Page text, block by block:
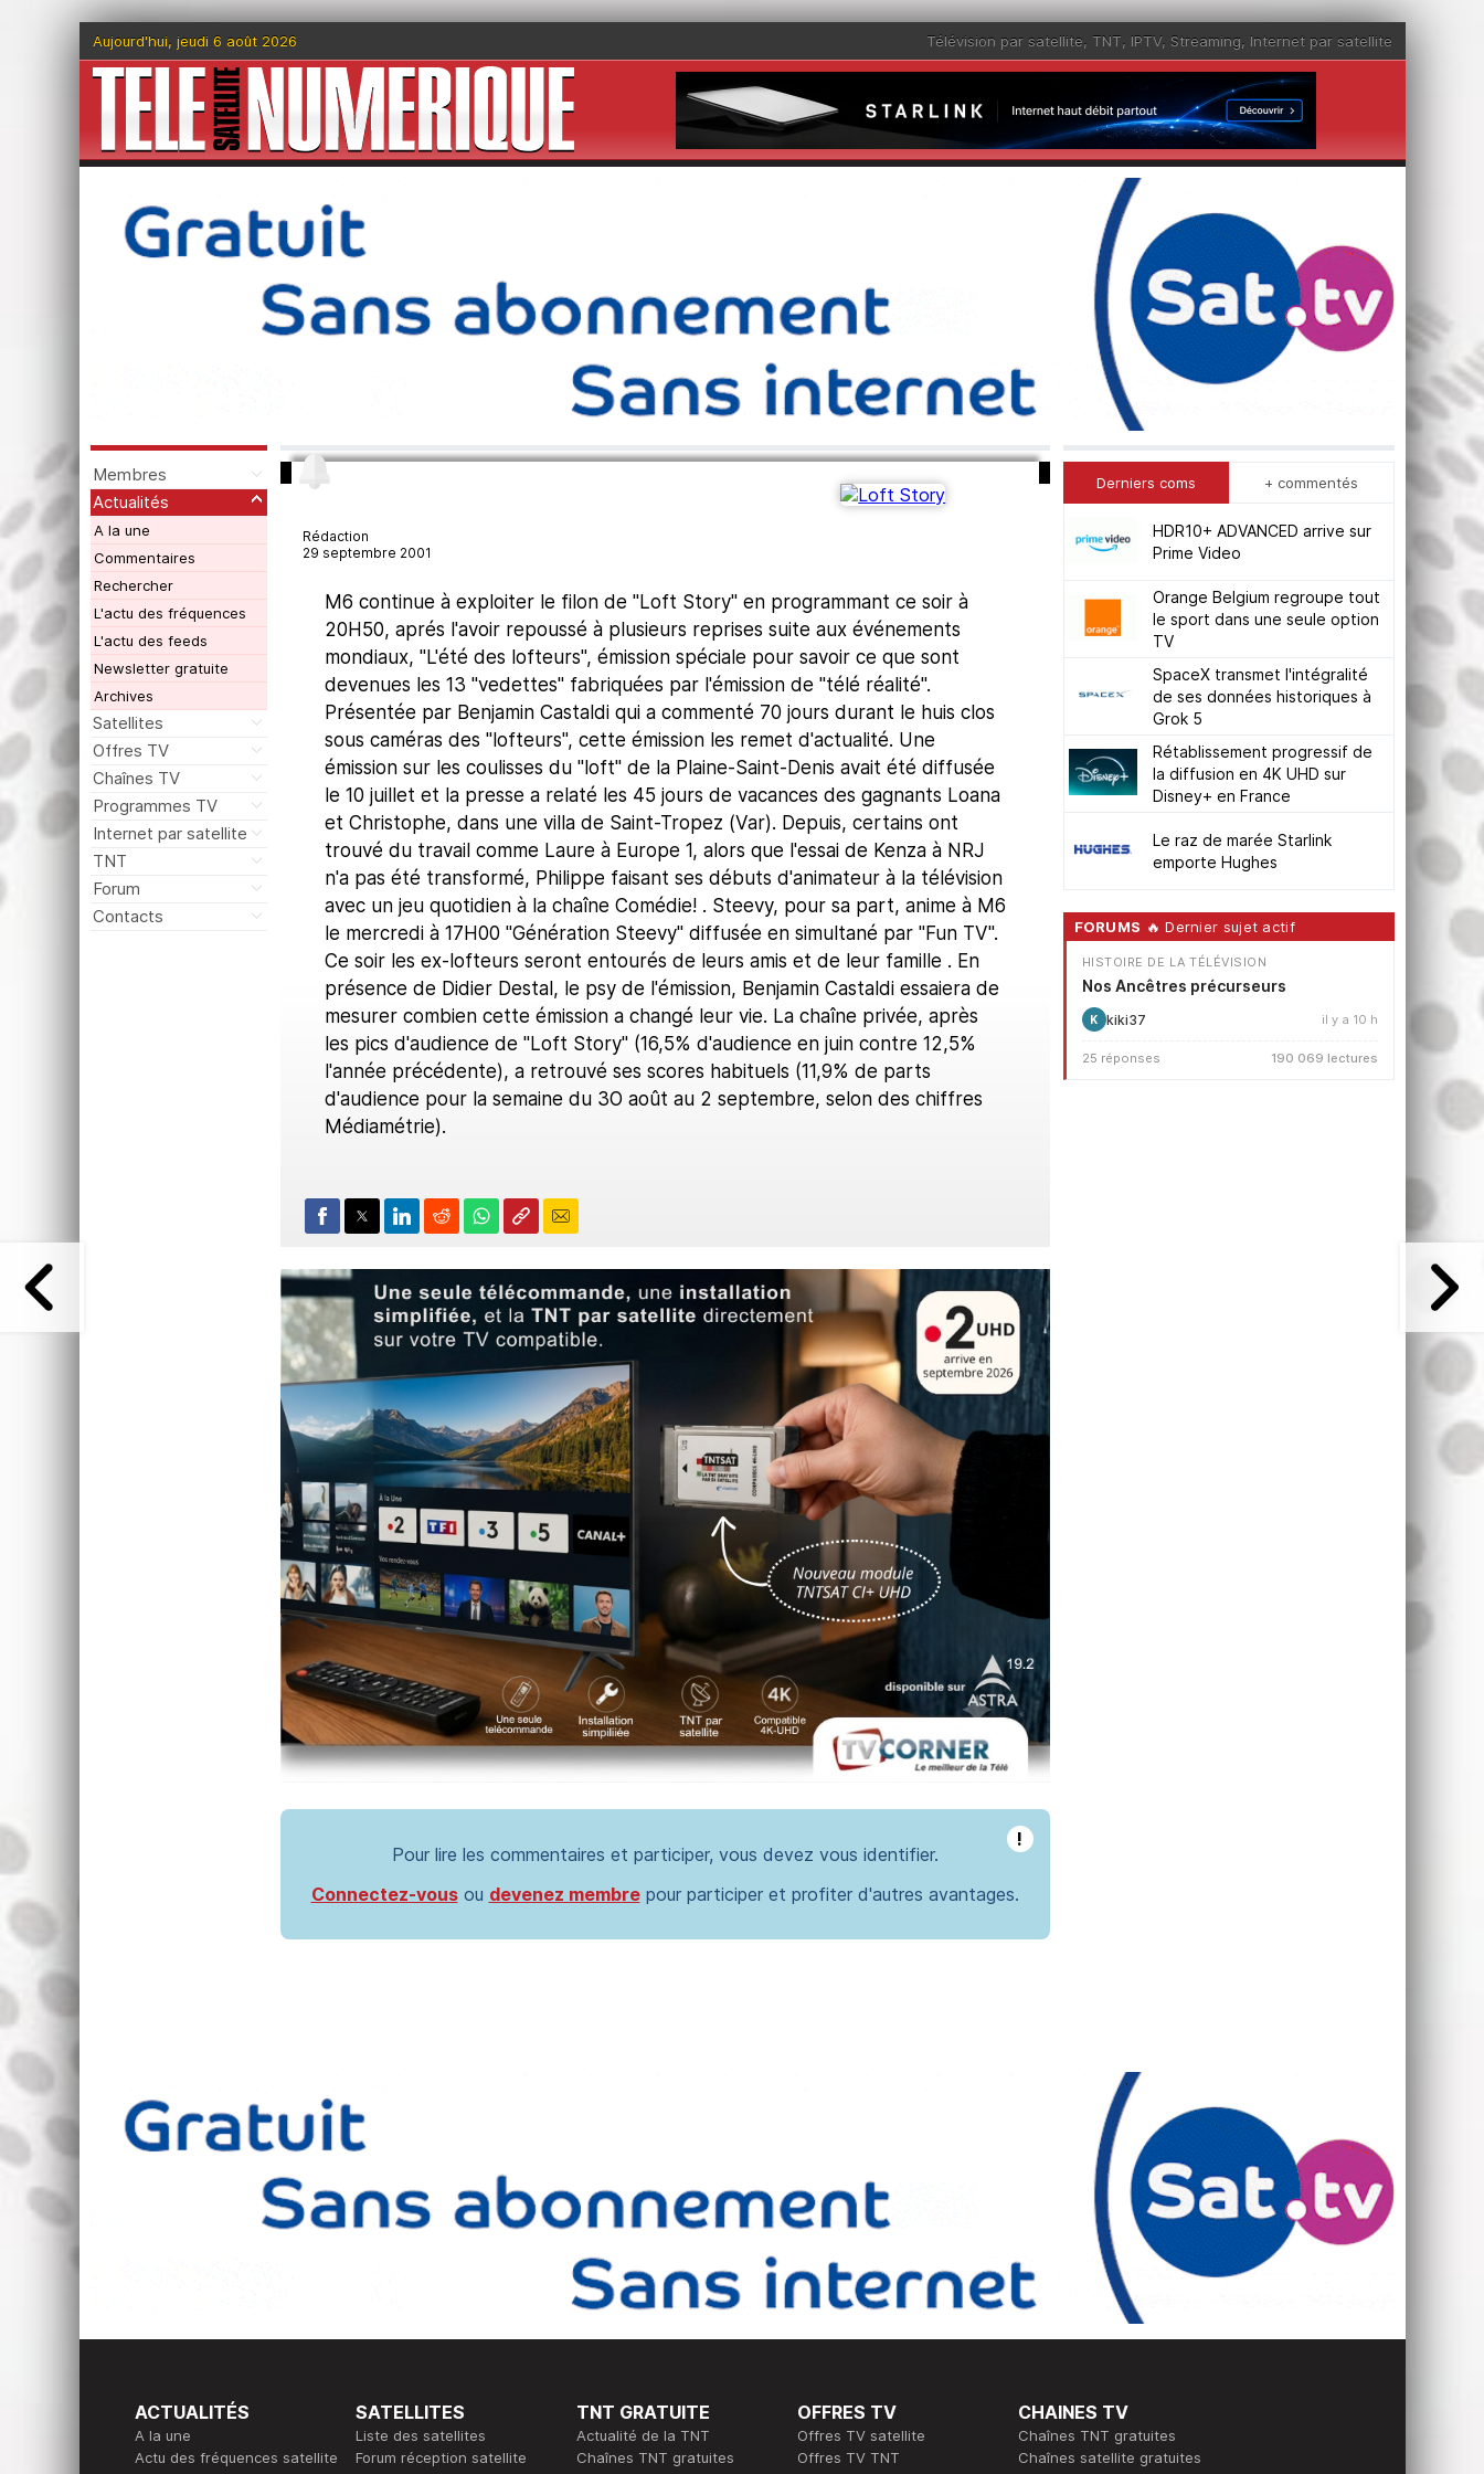
Aujourd'hui, jeudi 6 août 2026 Télévision par satellite, TNT, IPTV, Streaming, Internet par satellite
Membres
Actualités
A la une
Commentaires
Rechercher
L'actu des fréquences
L'actu des feeds
Newsletter gratuite
Archives
Satellites
Offres TV
Chaînes TV
Programmes TV
Internet par satellite
TNT
Forum
Contacts
Rédaction
29 septembre 2001
M6 continue à exploiter le filon de "Loft Story" en programmant ce soir à
20H50, aprés l'avoir repoussé à plusieurs reprises suite aux événements
mondiaux, "L'été des lofteurs", émission spéciale pour savoir ce que sont
devenues les 13 "vedettes" fabriquées par l'émission de "télé réalité".
Présentée par Benjamin Castaldi qui a commenté 70 jours durant le huis clos
sous caméras des "lofteurs", cette émission les remet d'actualité. Une
émission sur les coulisses du "loft" de la Plaine-Saint-Denis avait été diffusée
le 10 juillet et la presse a relaté les 45 jours de vacances des gagnants Loana
et Christophe, dans une villa de Saint-Tropez (Var). Depuis, certains ont
trouvé du travail comme Laure à Europe 1, alors que l'essai de Kenza à NRJ
n'a pas été transformé, Philippe faisant ses débuts d'animateur à la télévision
avec un jeu quotidien à la chaîne Comédie! . Steevy, pour sa part, anime à M6
le mercredi à 17H00 "Génération Steevy" diffusée en simultané par "Fun TV".
Ce soir les ex-lofteurs seront entourés de leurs amis et de leur famille . En
présence de Didier Destal, le psy de l'émission, Benjamin Castaldi essaiera de
mesurer combien cette émission a changé leur vie. La chaîne privée, après
les pics d'audience de "Loft Story" (16,5% d'audience en juin contre 12,5%
l'année précédente), a retrouvé ses scores habituels (11,9% de parts
d'audience pour la semaine du 3O août au 2 septembre, selon des chiffres
Médiamétrie).
!
Pour lire les commentaires et participer, vous devez vous identifier.
Connectez-vousou devenez membrepour participer et profiter d'autres avantages.
Derniers coms + commentés
HDR10+ ADVANCED arrive sur
Prime Video
Orange Belgium regroupe tout
le sport dans une seule option
TV
SpaceX transmet l'intégralité
de ses données historiques à
Grok 5
Rétablissement progressif de
la diffusion en 4K UHD sur
Disney+ en France
Le raz de marée Starlink
emporte Hughes
FORUMS 🔥 Dernier sujet actif
HISTOIRE DE LA TÉLÉVISION
Nos Ancêtres précurseurs
K kiki37 il y a 10 h
25 réponses 190 069 lectures
ACTUALITÉS
A la une
Actu des fréquences satellite
SATELLITES
Liste des satellites
Forum réception satellite
TNT GRATUITE
Actualité de la TNT
Chaînes TNT gratuites
OFFRES TV
Offres TV satellite
Offres TV TNT
CHAINES TV
Chaînes TNT gratuites
Chaînes satellite gratuites